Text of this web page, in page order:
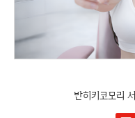
반히키코모리